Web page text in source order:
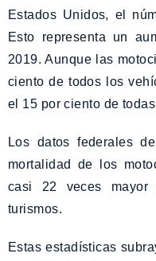
Estados Unidos, el
Esto representa un
2019. Aunque las
ciento de todos los
el 15 por ciento de
Los datos federales
mortalidad de los
casi 22 veces
turismos.
Estas estadísticas